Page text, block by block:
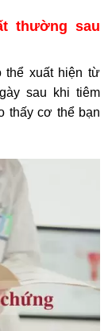
thường sau
thể xuất hiện từ
sau khi tiêm
thấy cơ thể bạn